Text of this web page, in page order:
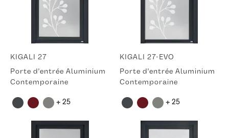
KIGALI 27
Porte d'entrée Aluminium
Contemporaine
+ 25
KIGALI 27-EVO
Porte d'entrée Aluminium
Contemporaine
+ 25